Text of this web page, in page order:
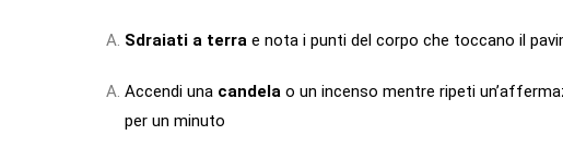
Sdraiati a terrae nota i punti del corpo che toccano il
Accendi una candelao un incenso mentre ripeti
per un minuto